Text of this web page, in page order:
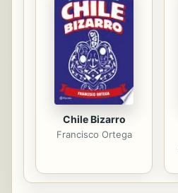
Chile Bizarro
Francisco Ortega